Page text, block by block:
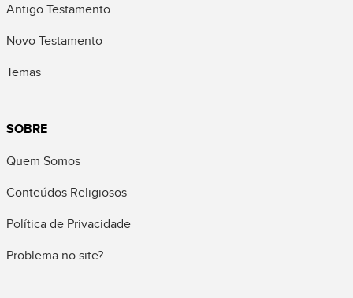
Antigo Testamento
Novo Testamento
Temas
SOBRE
Quem Somos
Conteúdos Religiosos
Política de Privacidade
Problema no site?